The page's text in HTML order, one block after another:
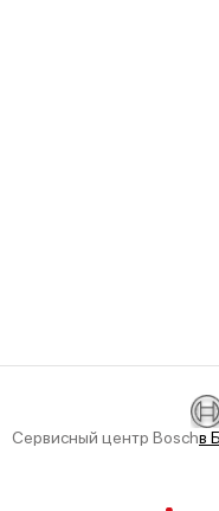
Сервисный центр Boschв